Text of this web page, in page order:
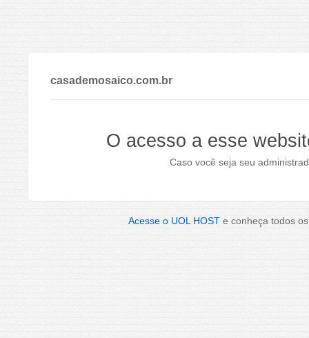
casademosaico.com.br
O acesso a esse
Caso você seja seu
Acesse o UOL HOST e conheça todos